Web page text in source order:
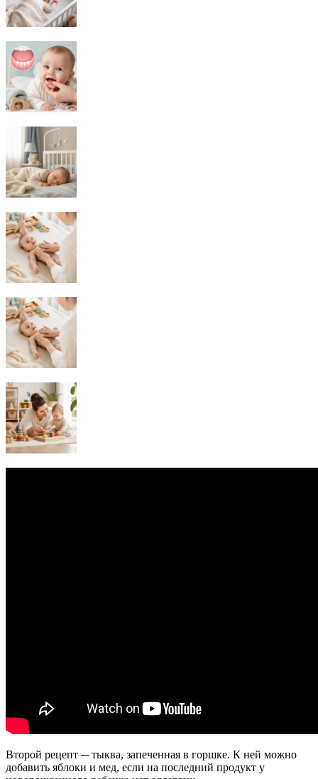
Второй рецепт ─ тыква, запеченная в горшке. К ней можно
добавить яблоки и мед, если на последний продукт у